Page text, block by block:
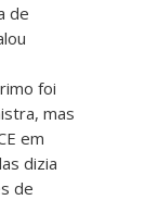
de
foi
mas
em
dizia
de